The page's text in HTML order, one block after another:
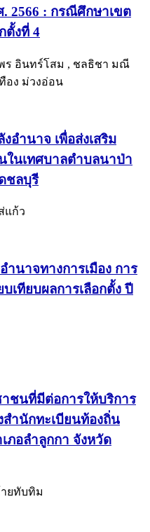
2566 : กรณีศึกษาเขต
ตั้งที่ 4
ร อินทร์โสม , ชลธิชา มณี
อง ม่วงอ่อน
อำนาจ เพื่อส่งเสริม
นเทศบาลตำบลนาป่า
ชลบุรี
แก้ว
ำนาจทางการเมือง การ
เทียบผลการเลือกตั้ง ปี
ชนที่มีต่อการให้บริการ
ำนักทะเบียนท้องถิ่น
ภอลำลูกกา จังหวัด
ยทับทิม